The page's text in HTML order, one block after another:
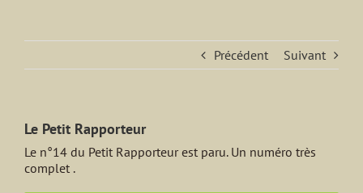
Précédent Suivant
Le Petit Rapporteur
Le n°14 du Petit Rapporteur est paru. Un numéro très
complet .